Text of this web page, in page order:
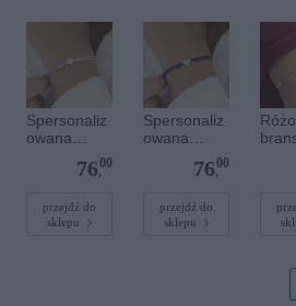
Spersonaliz
owana
bransoletka
sznurkowa -
Złote kółko
76,
00
przejdź do
sklepu
Spersonaliz
owana
bransoletka
sznurkowa -
Srebrne
serce
76,
00
przejdź do
sklepu
dla